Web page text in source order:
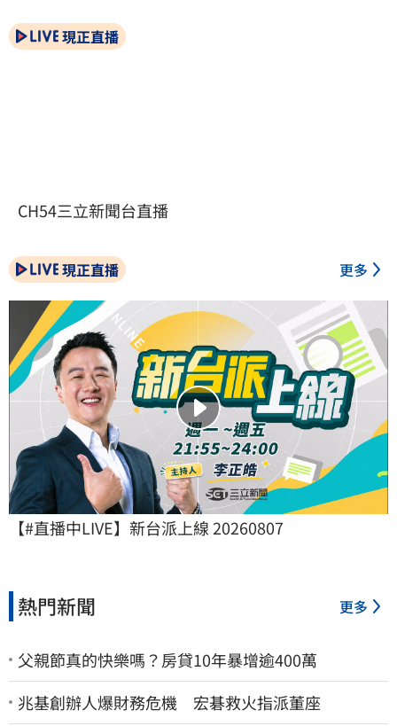
現正直播
CH54三立新聞台直播
現正直播 更多
【#直播中LIVE】新台派上線 20260807
熱門新聞 更多
父親節真的快樂嗎？房貸10年暴增逾400萬
兆基創辦人爆財務危機 宏碁救火指派董座